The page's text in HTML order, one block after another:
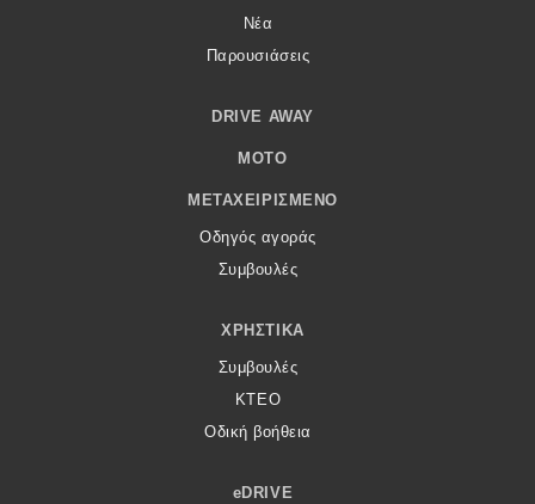
Νέα
Παρουσιάσεις
DRIVE AWAY
MOTO
ΜΕΤΑΧΕΙΡΙΣΜΈΝΟ
Οδηγός αγοράς
Συμβουλές
ΧΡΗΣΤΙΚΆ
Συμβουλές
ΚΤΕΟ
Οδική βοήθεια
eDRIVE